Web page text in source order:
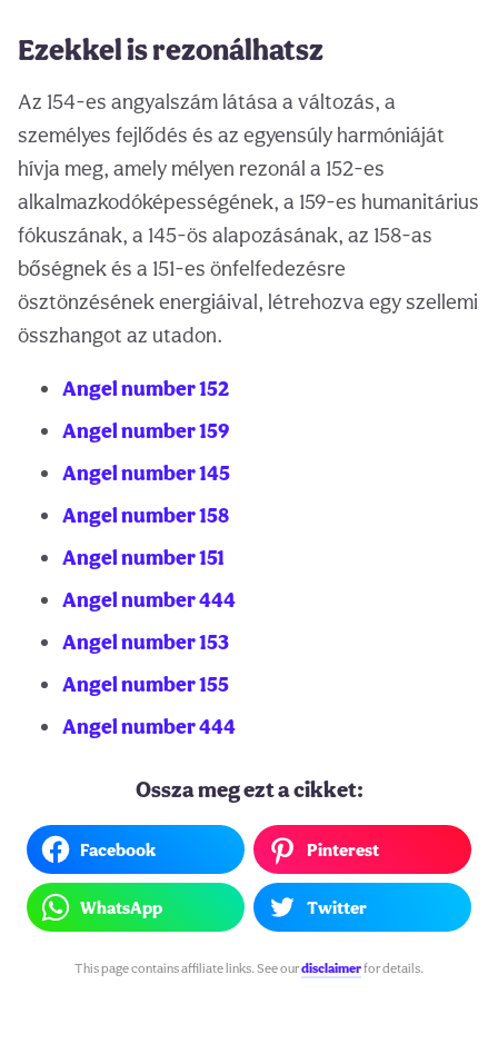
Ezekkel is rezonálhatsz
Az 154-es angyalszám látása a változás, a
személyes fejlődés és az egyensúly harmóniáját
hívja meg, amely mélyen rezonál a 152-es
alkalmazkodóképességének, a 159-es humanitárius
fókuszának, a 145-ös alapozásának, az 158-as
bőségnek és a 151-es önfelfedezésre
ösztönzésének energiáival, létrehozva egy szellemi
összhangot az utadon.
Angel number 152
Angel number 159
Angel number 145
Angel number 158
Angel number 151
Angel number 444
Angel number 153
Angel number 155
Angel number 444
Ossza meg ezt a cikket:
Facebook Pinterest
WhatsApp Twitter
This page contains affiliate links. See ourdisclaimerfor details.